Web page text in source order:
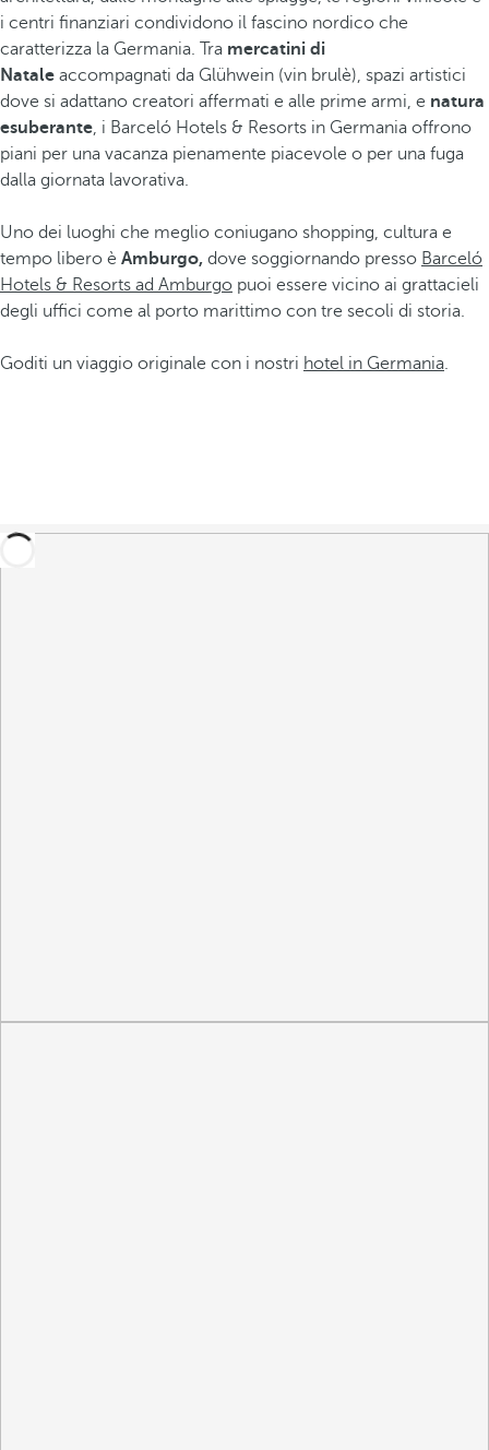
i centri finanziari condividono il fascino nordico che
caratterizza la Germania. Tra mercatini di
Natale accompagnati da Glühwein (vin brulè), spazi artistici
dove si adattano creatori affermati e alle prime armi, e natura
esuberante, i Barceló Hotels & Resorts in Germania offrono
piani per una vacanza pienamente piacevole o per una fuga
dalla giornata lavorativa.
Uno dei luoghi che meglio coniugano shopping, cultura e
tempo libero è Amburgo, dove soggiornando presso Barceló
Hotels & Resorts ad Amburgo puoi essere vicino ai grattacieli
degli uffici come al porto marittimo con tre secoli di storia.
Goditi un viaggio originale con i nostri hotel in Germania.